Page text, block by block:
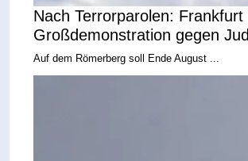
Nach Terrorparolen:
Großdemonstration gegen
Auf dem Römerberg soll Ende August ...